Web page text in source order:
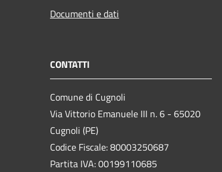
Documenti e dati
CONTATTI
Comune di Cugnoli
Via Vittorio Emanuele III n. 6 - 65020
Cugnoli (PE)
Codice Fiscale: 80003250687
Partita IVA: 00199110685